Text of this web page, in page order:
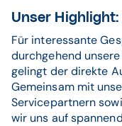
Unser
Für interessante
durchgehend
gelingt der direkte
Gemeinsam mit
Servicepartnern
wir uns auf